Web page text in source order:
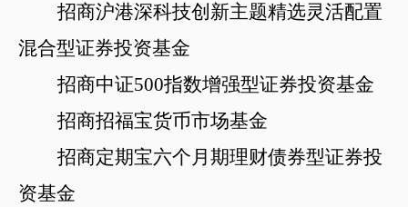
招商沪港深科技创新主题精选灵活配置
混合型证券投资基金
招商中证500指数增强型证券投资基金
招商招福宝货币市场基金
招商定期宝六个月期理财债券型证券投
资基金